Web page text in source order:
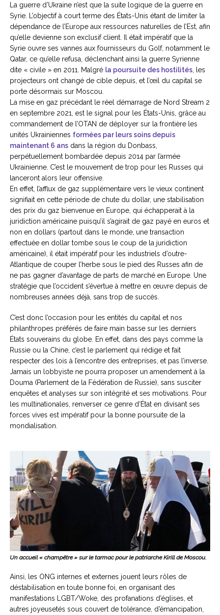
La guerre d’Ukraine n’est que la suite logique de la guerre en
Syrie. L’objectif à court terme des États-Unis étant de limiter la
dépendance de l’Europe aux ressources naturelles de l’Est, afin
qu’elle devienne son exclusif client. Il était impératif que la
Syrie ouvre ses vannes aux fournisseurs du Golf, notamment le
Qatar, ce qu’elle refusa, déclenchant ainsi la guerre Syrienne
dite « civile » en 2011. Malgré la poursuite des hostilités , les
projecteurs ont changé de cible depuis, et l’œil du capital se
porte désormais sur Moscou.
La mise en gaz précédant le réel démarrage de Nord Stream 2
en septembre 2021, est le signal pour les États-Unis, grâce au
commandement de l’OTAN de déployer sur la frontière les
unités Ukrainiennes formées par leurs soins depuis
maintenant 6 ans dans la région du Donbass,
perpétuellement bombardée depuis 2014 par l’armée
Ukrainienne. C’est le mouvement de trop pour les Russes qui
lanceront alors leur offensive.
En effet, l’afflux de gaz supplémentaire vers le vieux continent
signifiait en cette période de chute du dollar, une stabilisation
des prix du gaz bienvenue en Europe, qui échapperait à la
juridiction américaine puisqu’il s’agirait de gaz payé en euros et
non en dollars (partout dans le monde, une transaction
effectuée en dollar tombe sous le coup de la juridiction
américaine), il était impératif pour les industriels d’outre-
Atlantique de couper l’herbe sous le pied des Russes afin de
ne pas gagner d’avantage de parts de marché en Europe. Une
stratégie que l’occident s’évertue à mettre en œuvre depuis de
nombreuses années déjà, sans trop de succès.
C’est donc l’occasion pour les entités du capital et nos
philanthropes préférés de faire main basse sur les derniers
États souverains du globe. En effet, dans des pays comme la
Russie ou la Chine, c’est le parlement qui rédige et fait
respecter des lois à l’encontre des entreprises, et pas l’inverse.
Jamais un lobbyiste ne pourra proposer un amendement à la
Douma (Parlement de la Fédération de Russie), sans susciter
enquêtes et analyses sur son intégrité et ses motivations. Pour
les multinationales, renverser ce genre d’État en divisant ses
forces vives est impératif pour la bonne poursuite de la
mondialisation.
Un accueil « champêtre » sur le tarmac pour le patriarche Kirill de Moscou.
Ainsi, les ONG internes et externes jouent leurs rôles de
déstabilisation en toute bonne foi, en organisant des
manifestations LGBT/Woke, des profanations d’églises, et
autres joyeusetés sous couvert de tolérance, d’émancipation,